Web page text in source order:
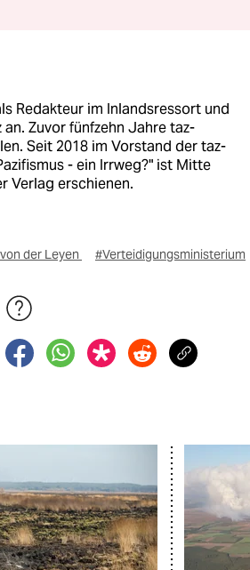
Redakteur im Inlandsressort und
Zuvor fünfzehn Jahre taz-
Seit 2018 im Vorstand der taz-
- ein Irrweg?" ist Mitte
Verlag erschienen.
der Leyen #Verteidigungsministerium